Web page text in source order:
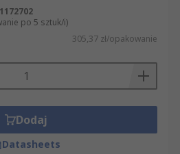
po 5 sztuk/i)
305,37 zł/opakowanie
Dodaj
Datasheets